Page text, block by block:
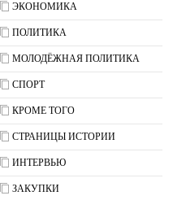
ЭКОНОМИКА
ПОЛИТИКА
МОЛОДЁЖНАЯ ПОЛИТИКА
СПОРТ
КРОМЕ ТОГО
СТРАНИЦЫ ИСТОРИИ
ИНТЕРВЬЮ
ЗАКУПКИ